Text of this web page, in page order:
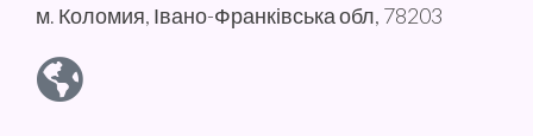
м. Коломия, Івано-Франківська обл, 78203